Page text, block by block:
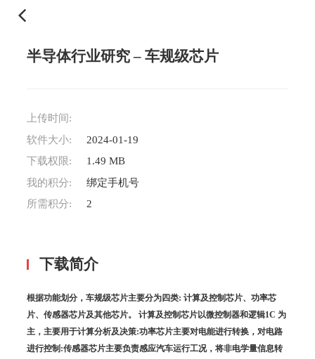
半导体行业研究 – 车规级芯片
上传时间:
软件大小:
下载权限:
我的积分:
所需积分:
2024-01-19
1.49 MB
绑定手机号
2
下载简介
根据功能划分，车规级芯片主要分为四类: 计算及控制芯片、功率芯
片、传感器芯片及其他芯片。 计算及控制芯片以微控制器和逻辑1C 为
主，主要用于计算分析及决策:功率芯片主要对电能进行转换，对电路
进行控制:传感器芯片主要负责感应汽车运行工况，将非电学量信息转